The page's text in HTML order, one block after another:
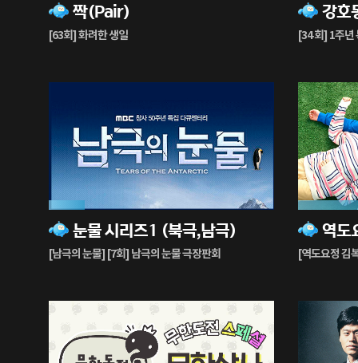
짝(Pair)
[63회] 화려한 생일
재
생
[34 회] 1주년
재
생
눈물 시리즈1 (북극,남극)
[남극의 눈물] [7회] 남극의 눈물 극장판회
16%
재
생
[역도요정 김
34%
재
생